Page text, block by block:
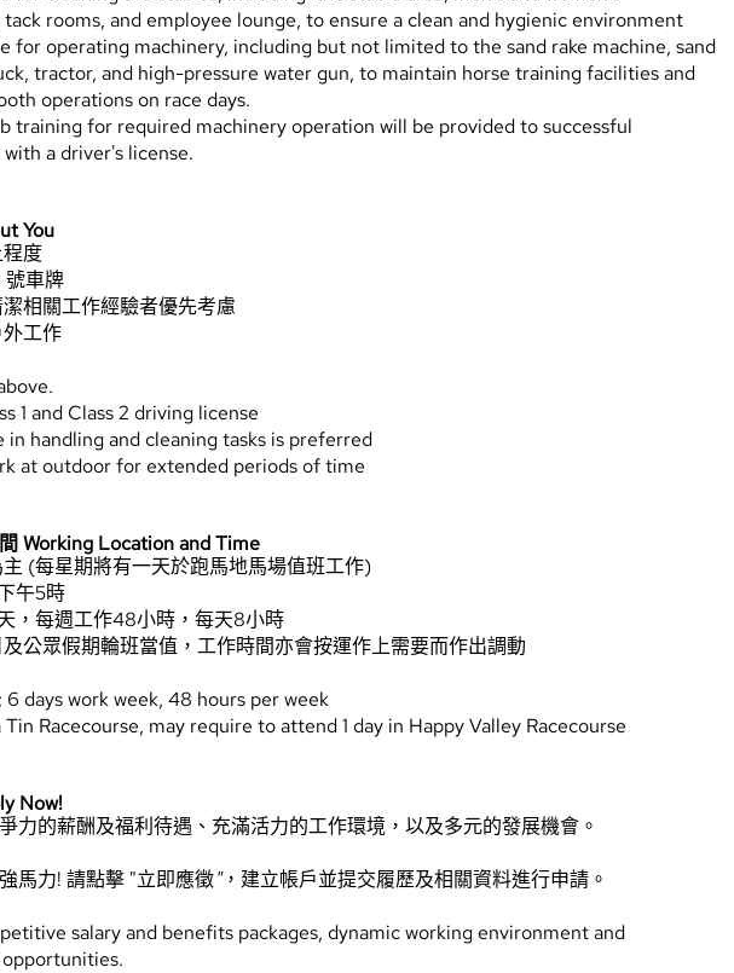
rooms, and employee lounge, to ensure a clean and hygienic environment
for operating machinery, including but not limited to the sand rake machine, sand
tractor, and high-pressure water gun, to maintain horse training facilities and
smooth operations on race days.
training for required machinery operation will be provided to successful
a driver's license.
You
度
號車牌
相關工作經驗者優先考慮
工作
1 and Class 2 driving license
in handling and cleaning tasks is preferred
at outdoor for extended periods of time
Working Location and Time
(每星期將有一天於跑馬地馬場值班工作)
午5時
，每週工作48小時，每天8小時
公眾假期輪班當值，工作時間亦會按運作上需要而作出調動
days work week, 48 hours per week
Tin Racecourse, may require to attend 1 day in Happy Valley Racecourse
Now!
力的薪酬及福利待遇、充滿活力的工作環境，以及多元的發展機會。
馬力! 請點擊 "立即應徵"，建立帳戶並提交履歷及相關資料進行申請。
salary and benefits packages, dynamic working environment and